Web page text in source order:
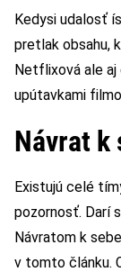
Kedysi udalosť
pretlak obsahu,
Netflixová ale
upútavkami
Návrat k
Existujú celé
pozornosť. Darí
Návratom k
v tomto článku.